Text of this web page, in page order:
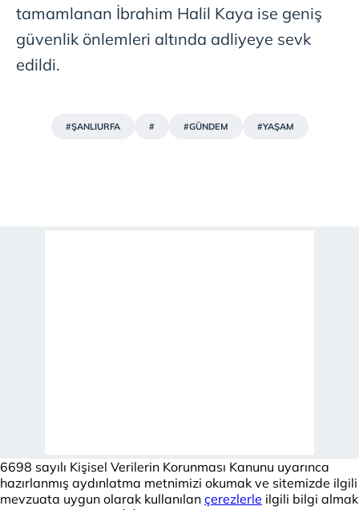
tamamlanan İbrahim Halil Kaya ise geniş
güvenlik önlemleri altında adliyeye sevk
edildi.
#ŞANLIURFA # #GÜNDEM #YAŞAM
6698 sayılı Kişisel Verilerin Korunması Kanunu uyarınca
hazırlanmış aydınlatma metnimizi okumak ve sitemizde ilgili
mevzuata uygun olarak kullanılan çerezlerle ilgili bilgi almak